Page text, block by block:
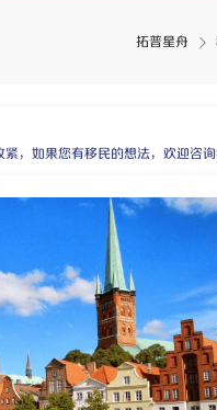
拓普星舟
，如果您有移民的想法，欢迎咨